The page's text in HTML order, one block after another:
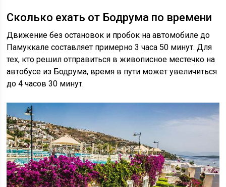
Сколько ехать от Бодрума по времени
Движение без остановок и пробок на автомобиле до
Памуккале составляет примерно 3 часа 50 минут. Для
тех, кто решил отправиться в живописное местечко на
автобусе из Бодрума, время в пути может увеличиться
до 4 часов 30 минут.